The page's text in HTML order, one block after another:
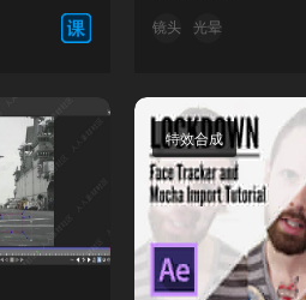
镜头 光晕
特效合成